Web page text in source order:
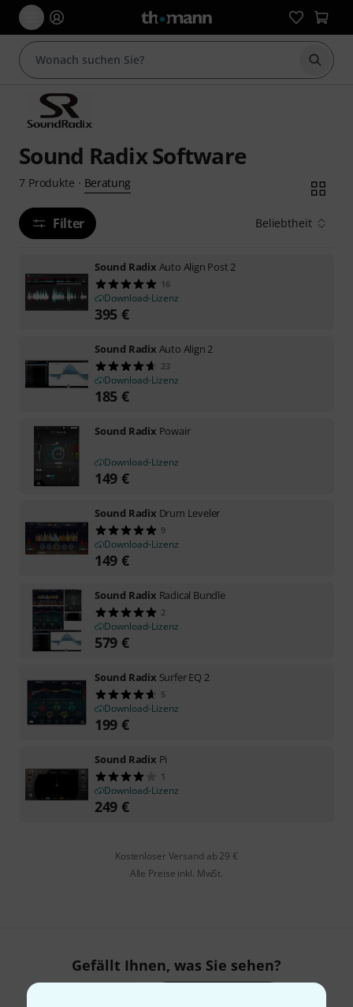
Suche
Sound Radix Software
7 Produkte · Beratung
Filter Beliebtheit
Sound Radix Auto Align Post 2
16
Download-Lizenz
395 €
Sound Radix Auto Align 2
23
Download-Lizenz
185 €
Sound Radix Powair
Download-Lizenz
149 €
Sound Radix Drum Leveler
9
Download-Lizenz
149 €
Sound Radix Radical Bundle
2
Download-Lizenz
579 €
Sound Radix Surfer EQ 2
5
Download-Lizenz
199 €
Sound Radix Pi
1
Download-Lizenz
249 €
Kostenloser Versand ab 29 €
Alle Preise inkl. MwSt.
Gefällt Ihnen, was Sie sehen?